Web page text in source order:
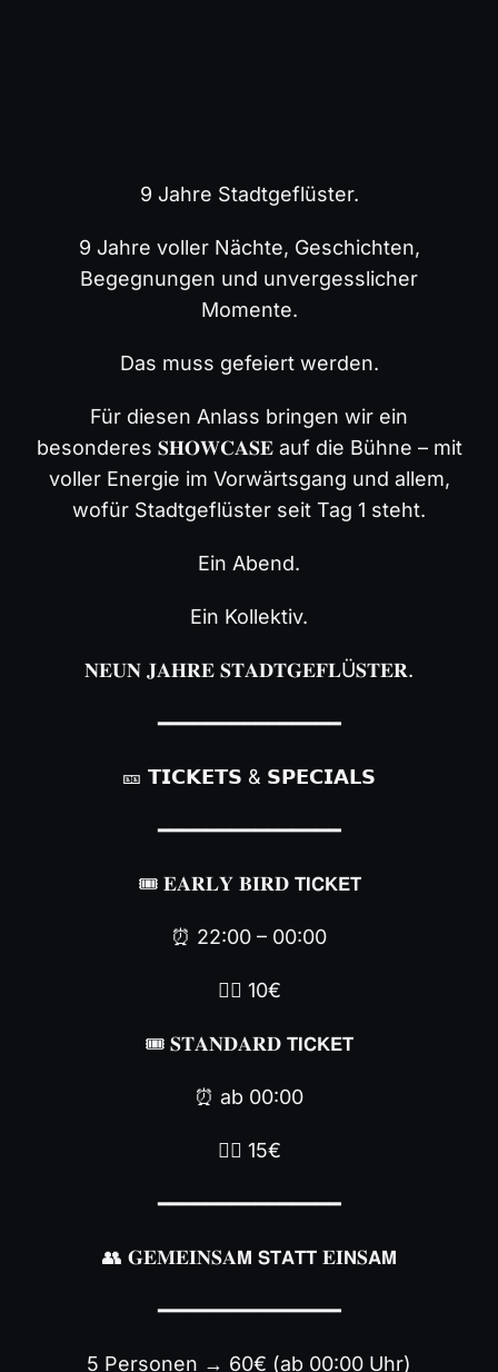
9 Jahre Stadtgeflüster.
9 Jahre voller Nächte, Geschichten,
Begegnungen und unvergesslicher
Momente.
Das muss gefeiert werden.
Für diesen Anlass bringen wir ein
besonderes 𝐒𝐇𝐎𝐖𝐂𝐀𝐒𝐄 auf die Bühne – mit
voller Energie im Vorwärtsgang und allem,
wofür Stadtgeflüster seit Tag 1 steht.
Ein Abend.
Ein Kollektiv.
𝐍𝐄𝐔𝐍 𝐉𝐀𝐇𝐑𝐄 𝐒𝐓𝐀𝐃𝐓𝐆𝐄𝐅𝐋Ü𝐒𝐓𝐄𝐑.
━━━━━━━━━━━━━━━
🎫 𝗧𝗜𝗖𝗞𝗘𝗧𝗦 & 𝗦𝗣𝗘𝗖𝗜𝗔𝗟𝗦
━━━━━━━━━━━━━━━
🎟 𝐄𝐀𝐑𝐋𝐘 𝐁𝐈𝐑𝐃 𝗧𝗜𝗖𝗞𝗘𝗧
⏰ 22:00 – 00:00
👉🏼 10€
🎟 𝐒𝐓𝐀𝐍𝐃𝐀𝐑𝐃 𝗧𝗜𝗖𝗞𝗘𝗧
⏰ ab 00:00
👉🏼 15€
━━━━━━━━━━━━━━━
👥 𝐆𝐄𝐌𝐄𝐈𝐍𝐒𝐀𝗠 𝗦𝗧𝗔𝗧𝗧 𝐄𝐈𝗡𝐒𝗔𝗠
━━━━━━━━━━━━━━━
5 Personen → 60€ (ab 00:00 Uhr)